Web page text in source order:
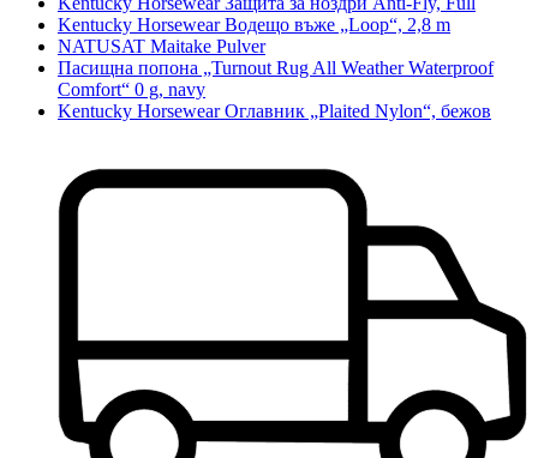
Kentucky Horsewear Водещо въже „Loop“, 2,8 m
NATUSAT Maitake Pulver
Пасищна попона „Turnout Rug All Weather Waterproof
Comfort“ 0 g, navy
Kentucky Horsewear Оглавник „Plaited Nylon“, бежов